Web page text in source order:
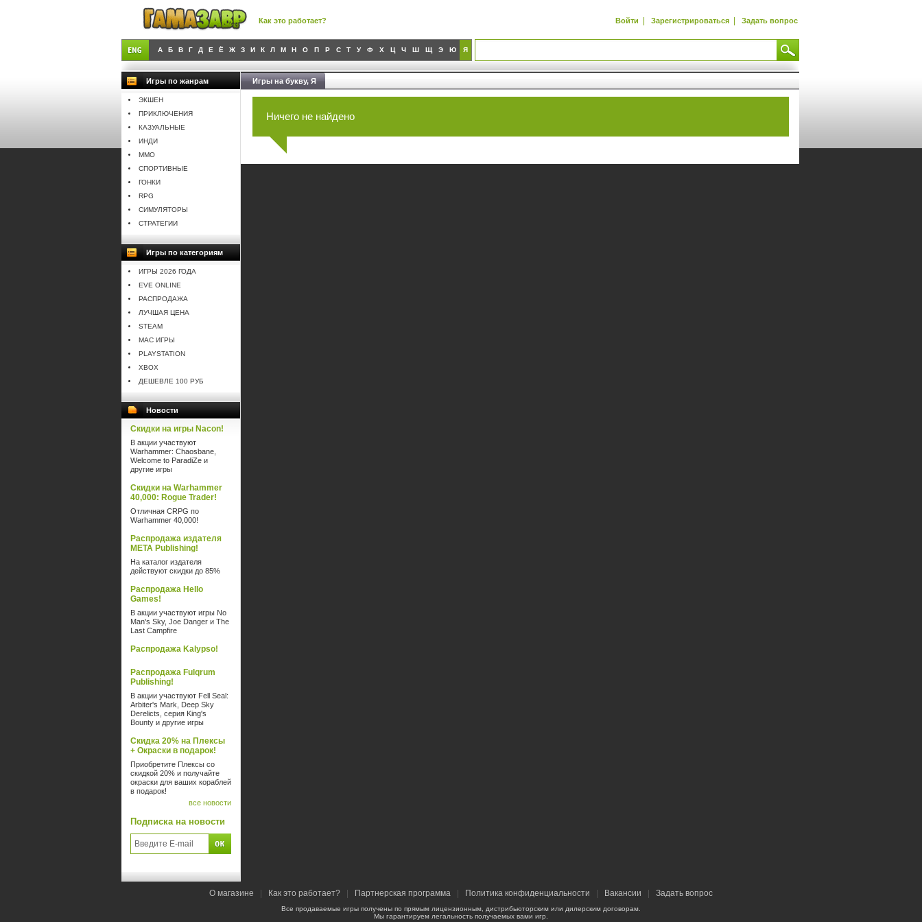
Как это работает? Войти | Зарегистрироваться | Задать вопрос
А Б В Г Д Е Ё Ж З И К Л М Н О П Р С Т У Ф Х Ц Ч Ш Щ Э Ю Я
Игры по жанрам
ЭКШЕН
ПРИКЛЮЧЕНИЯ
КАЗУАЛЬНЫЕ
ИНДИ
MMO
СПОРТИВНЫЕ
ГОНКИ
RPG
СИМУЛЯТОРЫ
СТРАТЕГИИ
Игры по категориям
ИГРЫ 2026 ГОДА
EVE ONLINE
РАСПРОДАЖА
ЛУЧШАЯ ЦЕНА
STEAM
MAC ИГРЫ
PLAYSTATION
XBOX
ДЕШЕВЛЕ 100 РУБ
Новости
Скидки на игры Nacon!
В акции участвуют
Warhammer: Chaosbane,
Welcome to ParadiZe и
другие игры
Скидки на Warhammer
40,000: Rogue Trader!
Отличная CRPG по
Warhammer 40,000!
Распродажа издателя
META Publishing!
На каталог издателя
действуют скидки до 85%
Распродажа Hello
Games!
В акции участвуют игры No
Man's Sky, Joe Danger и The
Last Campfire
Распродажа Kalypso!
Распродажа Fulqrum
Publishing!
В акции участвуют Fell Seal:
Arbiter's Mark, Deep Sky
Derelicts, серия King's
Bounty и другие игры
Скидка 20% на Плексы
+ Окраски в подарок!
Приобретите Плексы со
скидкой 20% и получайте
окраски для ваших кораблей
в подарок!
все новости
Подписка на новости
Игры на букву, Я
Ничего не найдено
О магазине Как это работает? Партнерская программа Политика конфиденциальности Вакансии Задать вопрос
Все продаваемые игры получены по прямым лицензионным, дистрибьюторским или дилерским договорам.
Мы гарантируем легальность получаемых вами игр.